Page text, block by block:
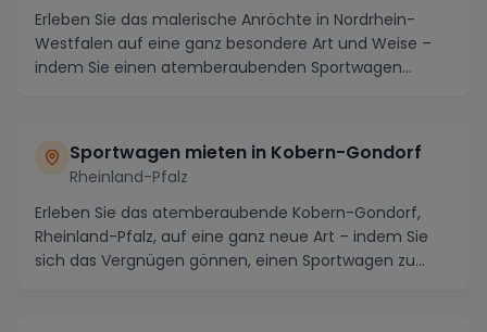
Erleben Sie das malerische Anröchte in Nordrhein-
Westfalen auf eine ganz besondere Art und Weise –
indem Sie einen atemberaubenden Sportwagen
Sportwagen mieten in Kobern-Gondorf
Rheinland-Pfalz
Erleben Sie das atemberaubende Kobern-Gondorf,
Rheinland-Pfalz, auf eine ganz neue Art – indem Sie
sich das Vergnügen gönnen, einen Sportwagen zu